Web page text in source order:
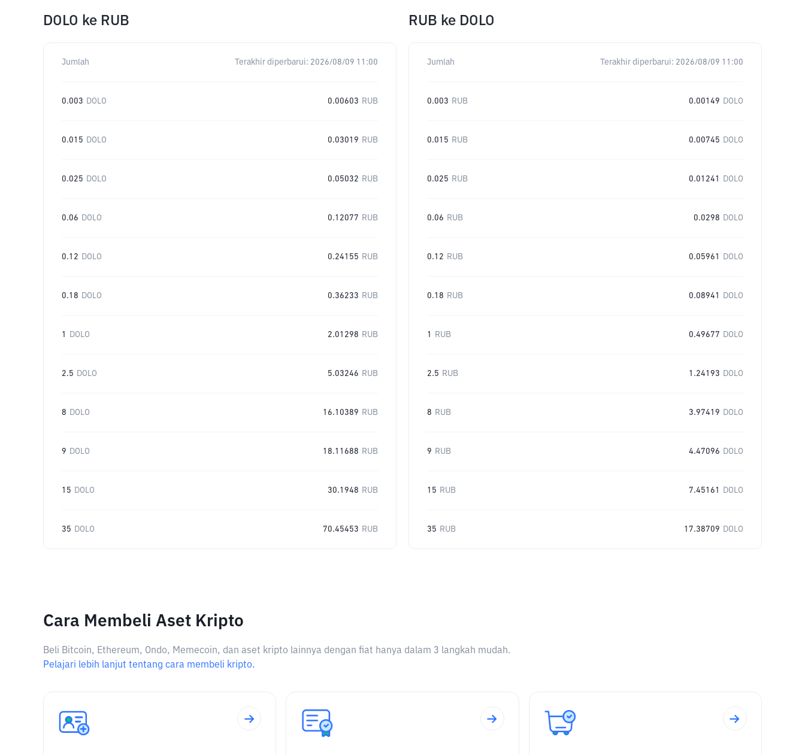
DOLO ke RUB
Jumlah Terakhir diperbarui: 2026/08/09 11:00
0.003 DOLO 0.00603 RUB
0.015 DOLO 0.03019 RUB
0.025 DOLO 0.05032 RUB
0.06 DOLO 0.12077 RUB
0.12 DOLO 0.24155 RUB
0.18 DOLO 0.36233 RUB
1 DOLO 2.01298 RUB
2.5 DOLO 5.03246 RUB
8 DOLO 16.10389 RUB
9 DOLO 18.11688 RUB
15 DOLO 30.1948 RUB
35 DOLO 70.45453 RUB
RUB ke DOLO
Jumlah Terakhir diperbarui: 2026/08/09 11:00
0.003 RUB 0.00149 DOLO
0.015 RUB 0.00745 DOLO
0.025 RUB 0.01241 DOLO
0.06 RUB 0.0298 DOLO
0.12 RUB 0.05961 DOLO
0.18 RUB 0.08941 DOLO
1 RUB 0.49677 DOLO
2.5 RUB 1.24193 DOLO
8 RUB 3.97419 DOLO
9 RUB 4.47096 DOLO
15 RUB 7.45161 DOLO
35 RUB 17.38709 DOLO
Cara Membeli Aset Kripto
Beli Bitcoin, Ethereum, Ondo, Memecoin, dan aset kripto lainnya dengan fiat hanya dalam 3 langkah mudah.
Pelajari lebih lanjut tentang cara membeli kripto.